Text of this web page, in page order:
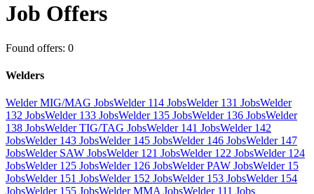
Job Offers
Found offers: 0
Welders
Welder MIG/MAG JobsWelder 114 JobsWelder 131 JobsWelder
132 JobsWelder 133 JobsWelder 135 JobsWelder 136 JobsWelder
138 JobsWelder TIG/TAG JobsWelder 141 JobsWelder 142
JobsWelder 143 JobsWelder 145 JobsWelder 146 JobsWelder 147
JobsWelder SAW JobsWelder 121 JobsWelder 122 JobsWelder 124
JobsWelder 125 JobsWelder 126 JobsWelder PAW JobsWelder 15
JobsWelder 151 JobsWelder 152 JobsWelder 153 JobsWelder 154
JobsWelder 155 JobsWelder MMA JobsWelder 111 Jobs